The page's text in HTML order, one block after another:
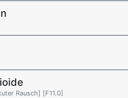
Rausch] [F11.0]